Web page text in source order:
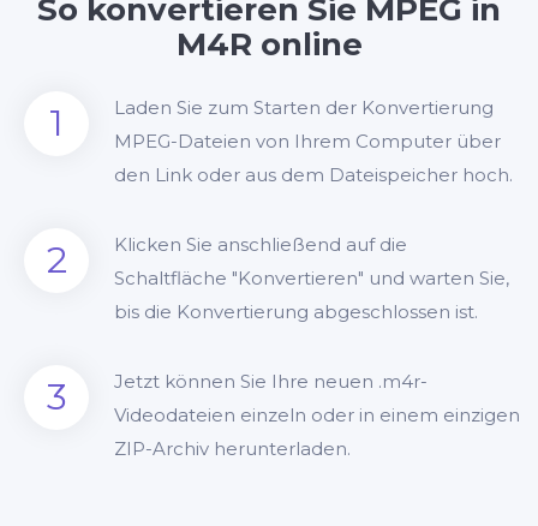
So konvertieren Sie MPEG in
M4R online
1
Laden Sie zum Starten der Konvertierung
MPEG-Dateien von Ihrem Computer über
den Link oder aus dem Dateispeicher hoch.
2
Klicken Sie anschließend auf die
Schaltfläche "Konvertieren" und warten Sie,
bis die Konvertierung abgeschlossen ist.
3
Jetzt können Sie Ihre neuen .m4r-
Videodateien einzeln oder in einem einzigen
ZIP-Archiv herunterladen.